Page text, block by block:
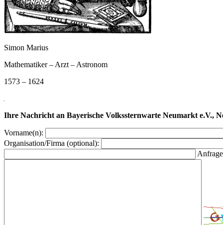
Simon Marius
Mathematiker – Arzt – Astronom
1573 – 1624
Ihre Nachricht an Bayerische Volkssternwarte Neumarkt e.V.,
Vorname(n):
Organisation/Firma (optional):